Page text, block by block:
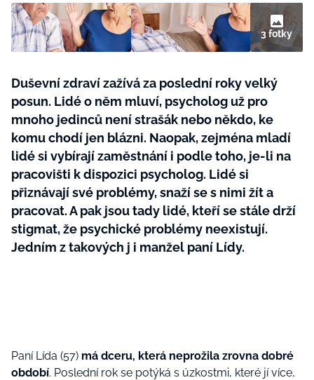
SADA PRODUKTŮ MANA (10 ks)
3 fotky
Duševní zdraví zažívá za poslední roky velký
posun. Lidé o něm mluví, psycholog už pro
mnoho jedinců není strašák nebo někdo, ke
komu chodí jen blázni. Naopak, zejména mladí
lidé si vybírají zaměstnání i podle toho, je-li na
pracovišti k dispozici psycholog. Lidé si
přiznávají své problémy, snaží se s nimi žít a
pracovat. A pak jsou tady lidé, kteří se stále drží
stigmat, že psychické problémy neexistují.
Jedním z takových j i manžel paní Lídy.
Paní Lída (57) má dceru, která neprožila zrovna dobré
období. Poslední rok se potýká s úzkostmi, které jí více,